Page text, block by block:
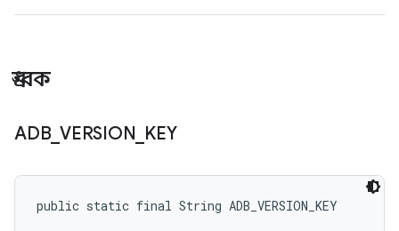
ধ্রুবক
ADB_ VERSION KEY
public static final String ADB_VERSION_KEY